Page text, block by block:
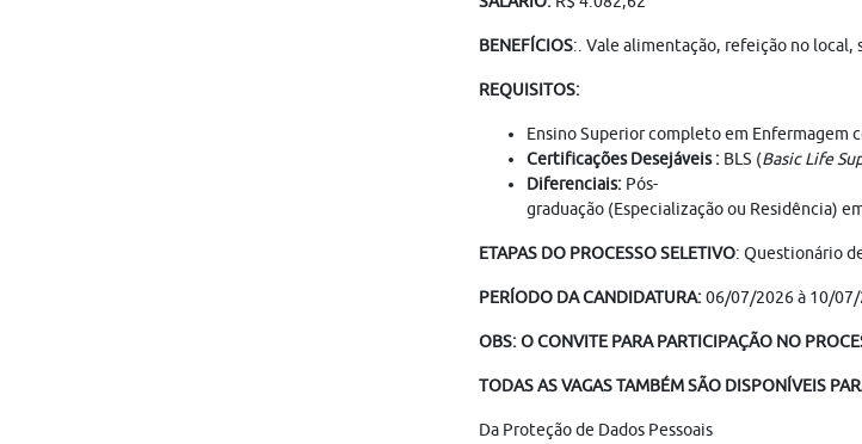
BENEFÍCIOS:. Vale alimentação, refeição no local,
REQUISITOS:
Ensino Superior completo em Enfermagem
Certificações Desejáveis : BLS (Basic Life
Diferenciais: Pós-
graduação (Especialização ou Residência)
ETAPAS DO PROCESSO SELETIVO: Questionário
PERÍODO DA CANDIDATURA:06/07/2026 à 10/
OBS: O CONVITE PARA PARTICIPAÇÃO NO
TODAS AS VAGAS TAMBÉM SÃO DISPONÍVEIS
Da Proteção de Dados Pessoais